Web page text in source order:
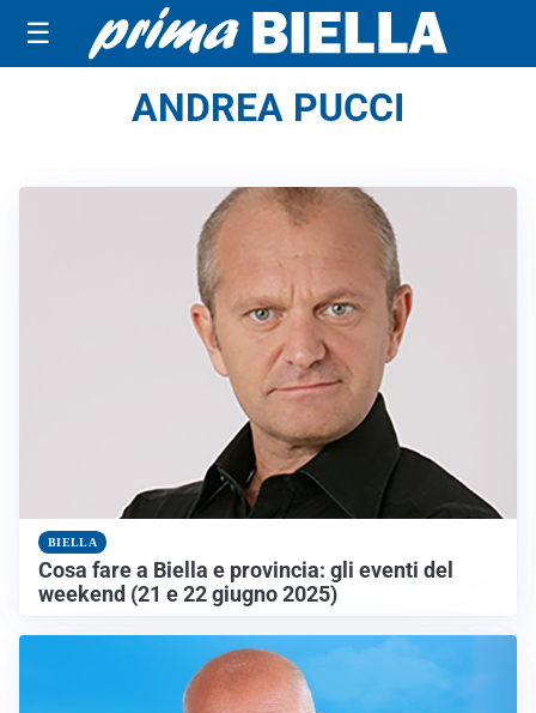
☰
ANDREA PUCCI
BIELLA
Cosa fare a Biella e provincia: gli eventi del
weekend (21 e 22 giugno 2025)